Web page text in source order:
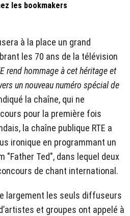
les bookmakers
à la place un grand
les 70 ans de la télévision
rend hommage à cet héritage et
un nouveau numéro spécial de
la chaîne, qui ne
pour la première fois
la chaîne publique RTE a
ironique en programmant un
"Father Ted", dans lequel deux
de chant international.
largement les seuls diffuseurs
et groupes ont appelé à